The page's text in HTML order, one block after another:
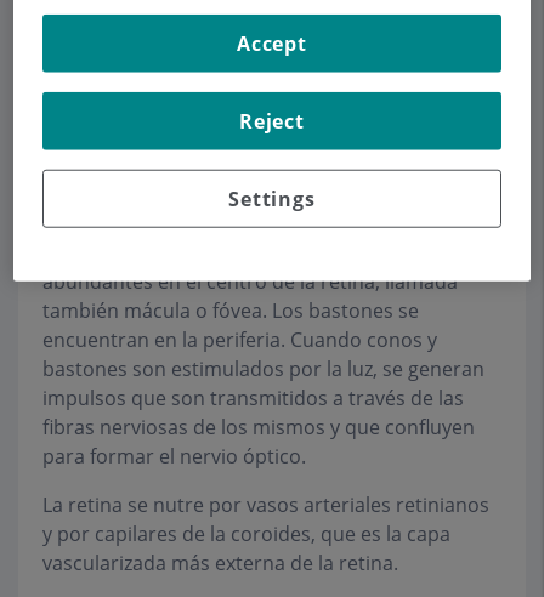
través de sus terminales nerviosas al cerebro.
Existen 2 tipos de células fotoreceptoras: los
Los conos funcionan mejor con luz diurna y están
especializados en la visión de los colores. Los
bastones son más numerosos y funcionan con la
abundantes en el centro de la retina, llamada
también mácula o fóvea. Los bastones se
encuentran en la periferia. Cuando conos y
bastones son estimulados por la luz, se generan
impulsos que son transmitidos a través de las
fibras nerviosas de los mismos y que confluyen
para formar el nervio óptico.
La retina se nutre por vasos arteriales retinianos
y por capilares de la coroides, que es la capa
vascularizada más externa de la retina.
Settings
Reject
Accept